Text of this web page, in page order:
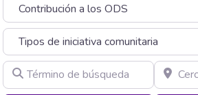
Término de búsqueda Cerca de